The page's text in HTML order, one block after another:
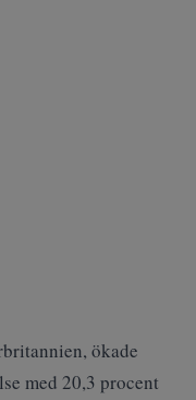
ökade
med 20,3 procent